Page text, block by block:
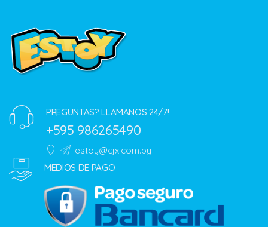
PREGUNTAS? LLAMANOS 24/7!
+595 986265490
estoy@cjx.com.py
MEDIOS DE PAGO